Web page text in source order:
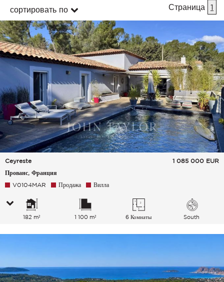
сортировать по Страница 1
Ceyreste
Прованс, Франция
1 085 000 EUR
V0104MAR Продажа Вилла
182 m² 1 100 m² 6 Комнаты South